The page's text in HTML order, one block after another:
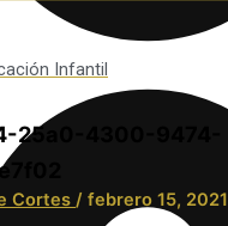
Infantil
25a0-4300-9474-
Cortes / febrero 15, 2021